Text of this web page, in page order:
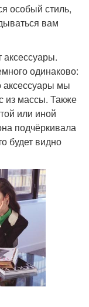
особый стиль,
вам
одинаково:
аксессуары мы
из массы. Также
или иной
подчёркивала
будет видно